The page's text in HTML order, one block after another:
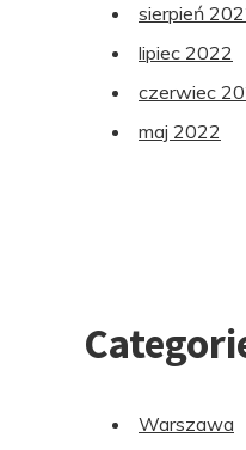
sierpień
lipiec 2022
czerwiec
maj 2022
Warszawa